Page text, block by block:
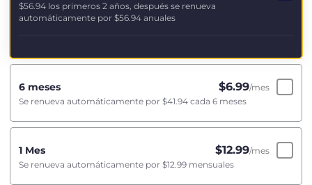
$56.94 los primeros 2 años, después se renueva
automáticamente por $56.94 anuales
6 meses $6.99/mes
Se renueva automáticamente por $41.94 cada 6 meses
1 Mes $12.99/mes
Se renueva automáticamente por $12.99 mensuales